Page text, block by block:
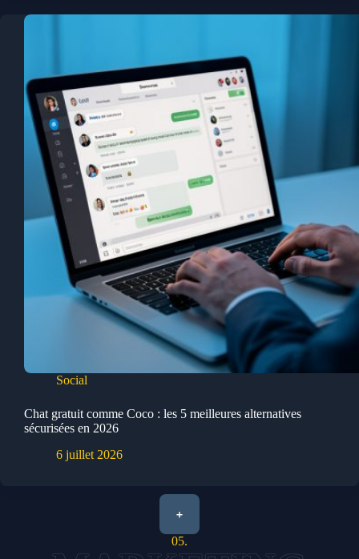
Social
Chat gratuit comme Coco : les 5 meilleures alternatives
sécurisées en 2026
6 juillet 2026
+
05.